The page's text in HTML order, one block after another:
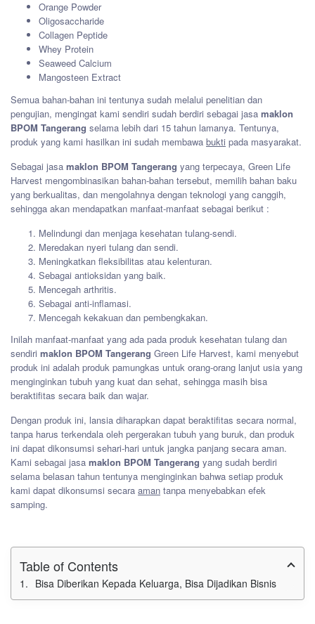
Orange Powder
Oligosaccharide
Collagen Peptide
Whey Protein
Seaweed Calcium
Mangosteen Extract
Semua bahan-bahan ini tentunya sudah melalui penelitian dan
pengujian, mengingat kami sendiri sudah berdiri sebagai jasa maklon
BPOM Tangerang selama lebih dari 15 tahun lamanya. Tentunya,
produk yang kami hasilkan ini sudah membawa bukti pada masyarakat.
Sebagai jasa maklon BPOM Tangerang yang terpecaya, Green Life
Harvest mengombinasikan bahan-bahan tersebut, memilih bahan baku
yang berkualitas, dan mengolahnya dengan teknologi yang canggih,
sehingga akan mendapatkan manfaat-manfaat sebagai berikut :
Melindungi dan menjaga kesehatan tulang-sendi.
Meredakan nyeri tulang dan sendi.
Meningkatkan fleksibilitas atau kelenturan.
Sebagai antioksidan yang baik.
Mencegah arthritis.
Sebagai anti-inflamasi.
Mencegah kekakuan dan pembengkakan.
Inilah manfaat-manfaat yang ada pada produk kesehatan tulang dan
sendiri maklon BPOM Tangerang Green Life Harvest, kami menyebut
produk ini adalah produk pamungkas untuk orang-orang lanjut usia yang
menginginkan tubuh yang kuat dan sehat, sehingga masih bisa
beraktifitas secara baik dan wajar.
Dengan produk ini, lansia diharapkan dapat beraktifitas secara normal,
tanpa harus terkendala oleh pergerakan tubuh yang buruk, dan produk
ini dapat dikonsumsi sehari-hari untuk jangka panjang secara aman.
Kami sebagai jasa maklon BPOM Tangerang yang sudah berdiri
selama belasan tahun tentunya menginginkan bahwa setiap produk
kami dapat dikonsumsi secara aman tanpa menyebabkan efek
samping.
Table of Contents
Bisa Diberikan Kepada Keluarga, Bisa Dijadikan Bisnis